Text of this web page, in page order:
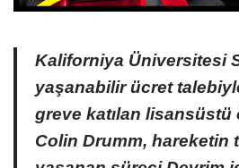
Kaliforniya Üniversitesi
yaşanabilir ücret
greve katılan
Colin Drumm, hareketin